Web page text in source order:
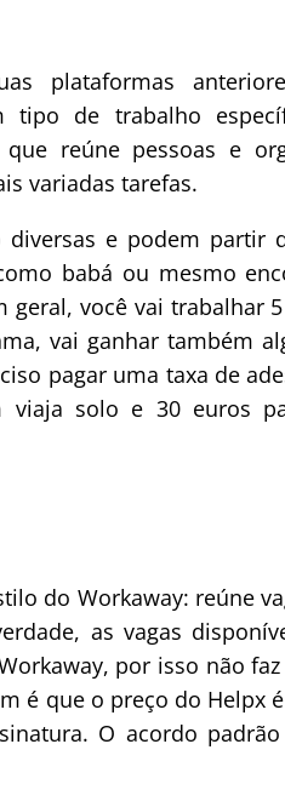
plataformas
tipo de trabalho
reúne pessoas e
variadas tarefas.
diversas e podem partir
babá ou mesmo
geral, você vai trabalhar
vai ganhar também
pagar uma taxa de
viaja solo e 30 euros
do Workaway: reúne
as vagas
por isso não
é que o preço do Helpx
O acordo